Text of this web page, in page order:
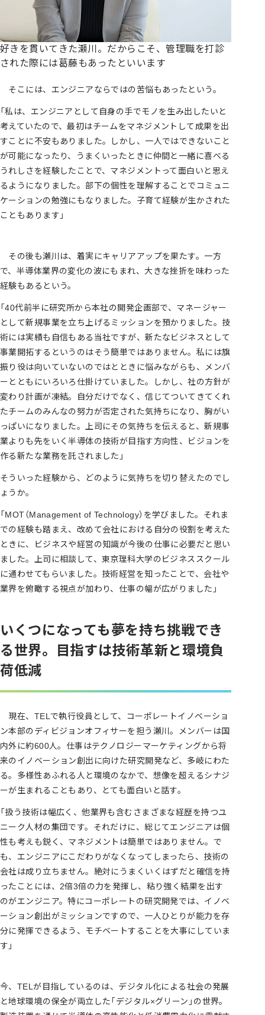
好きを貫いてきた瀬川。だからこそ、管理職を打診
された際には葛藤もあったといいます
そこには、エンジニアならではの苦悩もあったという。
「私は、エンジニアとして自身の手でモノを生み出したいと
考えていたので、最初はチームをマネジメントして成果を出
すことに不安もありました。しかし、一人ではできないこと
が可能になったり、うまくいったときに仲間と一緒に喜べる
うれしさを経験したことで、マネジメントって面白いと思え
るようになりました。部下の個性を理解することでコミュニ
ケーションの勉強にもなりました。子育て経験が生かされた
こともあります」
その後も瀬川は、着実にキャリアアップを果たす。一方
で、半導体業界の変化の波にもまれ、大きな挫折を味わった
経験もあるという。
「40代前半に研究所から本社の開発企画部で、マネージャー
として新規事業を立ち上げるミッションを預かりました。技
術には実績も自信もある当社ですが、新たなビジネスとして
事業開拓するというのはそう簡単ではありません。私には旗
振り役は向いていないのではとときに悩みながらも、メンバ
ーとともにいろいろ仕掛けていました。しかし、社の方針が
変わり計画が凍結。自分だけでなく、信じてついてきてくれ
たチームのみんなの努力が否定された気持ちになり、胸がい
っぱいになりました。上司にその気持ちを伝えると、新規事
業よりも先をいく半導体の技術が目指す方向性、ビジョンを
作る新たな業務を託されました」
そういった経験から、どのように気持ちを切り替えたのでし
ょうか。
「MOT（Management of Technology）を学びました。それま
での経験も踏まえ、改めて会社における自分の役割を考えた
ときに、ビジネスや経営の知識が今後の仕事に必要だと思い
ました。上司に相談して、東京理科大学のビジネススクール
に通わせてもらいました。技術経営を知ったことで、会社や
業界を俯瞰する視点が加わり、仕事の幅が広がりました」
いくつになっても夢を持ち挑戦でき
る世界。目指すは技術革新と環境負
荷低減
現在、TELで執行役員として、コーポレートイノベーショ
ン本部のディビジョンオフィサーを担う瀬川。メンバーは国
内外に約600人。仕事はテクノロジーマーケティングから将
来のイノベーション創出に向けた研究開発など、多岐にわた
る。多様性あふれる人と環境のなかで、想像を超えるシナジ
ーが生まれることもあり、とても面白いと話す。
「扱う技術は幅広く、他業界も含むさまざまな経歴を持つユ
ニーク人材の集団です。それだけに、総じてエンジニアは個
性も考えも鋭く、マネジメントは簡単ではありません。で
も、エンジニアにこだわりがなくなってしまったら、技術の
会社は成り立ちません。絶対にうまくいくはずだと確信を持
ったことには、2倍3倍の力を発揮し、粘り強く結果を出す
のがエンジニア。特にコーポレートの研究開発では、イノベ
ーション創出がミッションですので、一人ひとりが能力を存
分に発揮できるよう、モチベートすることを大事にしていま
す」
今、TELが目指しているのは、デジタル化による社会の発展
と地球環境の保全が両立した「デジタル×グリーン」の世界。